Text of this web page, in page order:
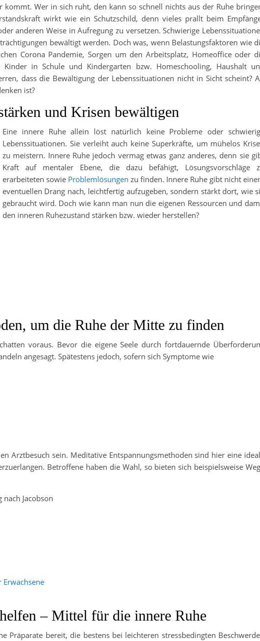
kommt. Wer in sich ruht, den kann so schnell nichts aus der Ruhe
wirkt wie ein Schutzschild, denn vieles prallt beim
anderen Weise in Aufregung zu versetzen. Schwierige
bewältigt werden. Doch was, wenn Belastungsfaktoren wie
Corona Pandemie, Sorgen um den Arbeitsplatz, Homeoffice oder
Kinder in Schule und Kindergarten bzw. Homeschooling, Haushalt
dass die Bewältigung der Lebenssituationen nicht in Sicht scheint?
ist?
und Krisen bewältigen
Eine innere Ruhe allein löst natürlich keine Probleme oder
Lebenssituationen. Sie verleiht auch keine Superkräfte, um mühelos
zu meistern. Innere Ruhe jedoch vermag etwas ganz anderes, denn sie
Kraft auf mentaler Ebene, die dazu befähigt, Lösungsvorschläge
erarbeiteten sowie Problemlösungen zu finden. Innere Ruhe gibt nicht
eventuellen Drang nach, leichtfertig aufzugeben, sondern stärkt dort, wie
gebraucht wird. Doch wie kann man nun die eigenen Ressourcen und
den inneren Ruhezustand stärken bzw. wieder herstellen?
um die Ruhe der Mitte zu finden
voraus. Bevor die eigene Seele durch fortdauernde
angesagt. Spätestens jedoch, sofern sich Symptome wie
Arztbesuch sein. Meditative Entspannungsmethoden sind hier eine
Betroffene haben die Wahl, so bieten sich beispielsweise
Jacobson
– Mittel für die innere Ruhe
Präparate bereit, die bestens bei leichteren stressbedingten